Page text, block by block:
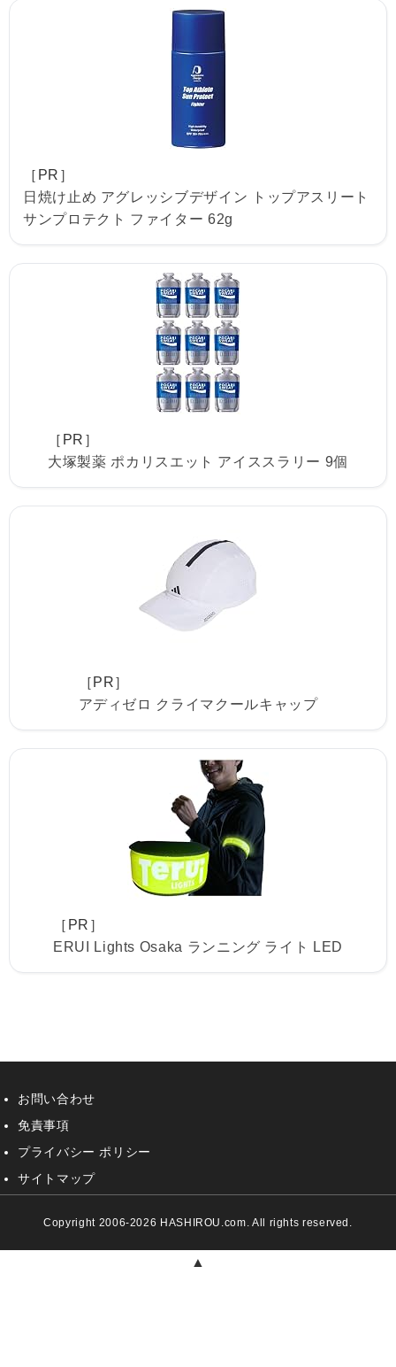
［PR］
日焼け止め アグレッシブデザイン トップアスリート
サンプロテクト ファイター 62g
［PR］
大塚製薬 ポカリスエット アイススラリー 9個
［PR］
アディゼロ クライマクールキャップ
［PR］
ERUI Lights Osaka ランニング ライト LED
お問い合わせ
免責事項
プライバシー ポリシー
サイトマップ
Copyright 2006-2026 HASHIROU.com. All rights reserved.
▲